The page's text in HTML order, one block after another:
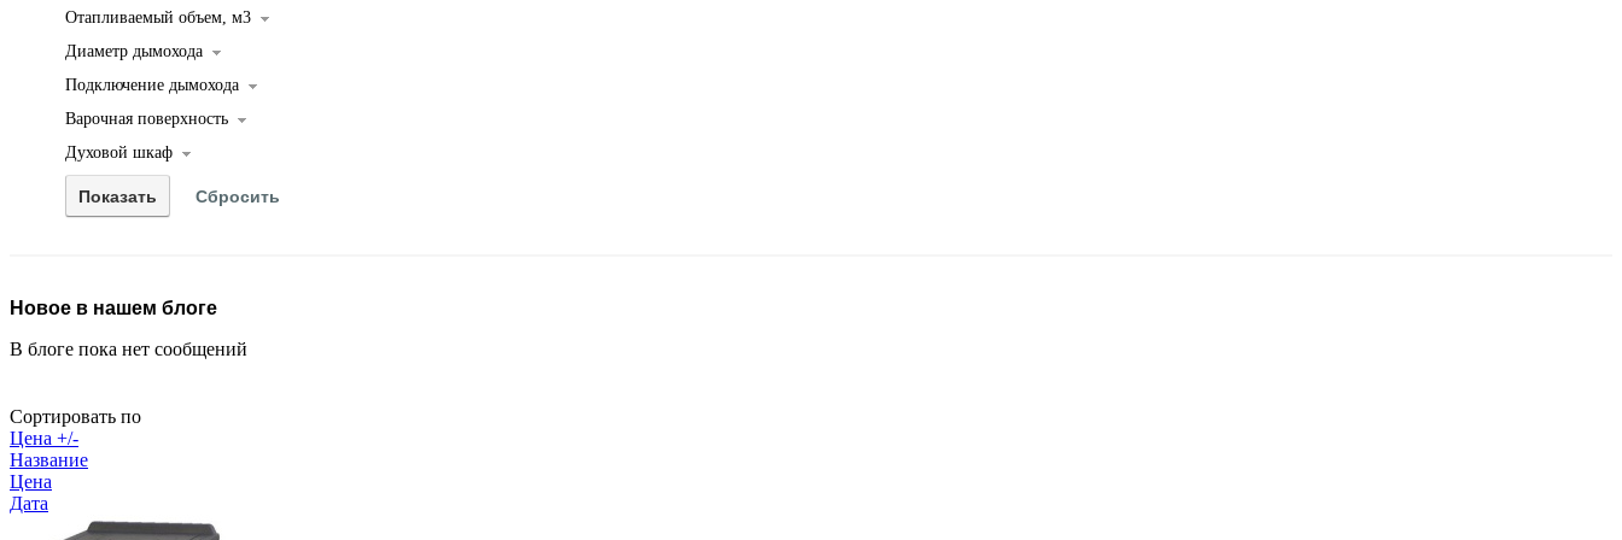
Отапливаемый объем, м3
Диаметр дымохода
Подключение дымохода
Варочная поверхность
Духовой шкаф
Новое в нашем блоге
В блоге пока нет сообщений
Сортировать по
Цена +/-
Название
Цена
Дата